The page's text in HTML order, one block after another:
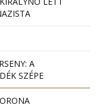
A
SZÉPE